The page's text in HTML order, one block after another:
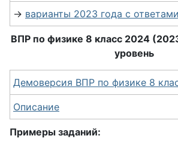
→ варианты 2023 года с ответами
ВПР по физике 8 класс 2024
уровень
Демоверсия ВПР по физике 8
Описание
Примеры заданий: